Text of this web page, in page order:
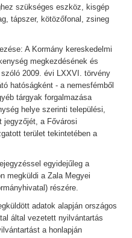
szükséges eszköz, kisgép
tápszer, kötözőfonal, zsineg
A Kormány kereskedelmi
megkezdésének és
2009. évi LXXVI. törvény
hatóságként - a nemesfémből
tárgyak forgalmazása
helye szerinti települési,
jegyzőjét, a Fővárosi
terület tekintetében a
egyidejűleg a
megküldi a Zala Megyei
részére.
adatok alapján országos
által vezetett nyilvántartás
a honlapján